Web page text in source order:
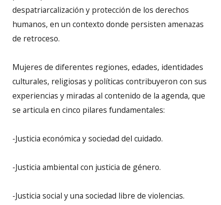
despatriarcalización y protección de los derechos
humanos, en un contexto donde persisten amenazas
de retroceso.
Mujeres de diferentes regiones, edades, identidades
culturales, religiosas y políticas contribuyeron con sus
experiencias y miradas al contenido de la agenda, que
se articula en cinco pilares fundamentales:
-Justicia económica y sociedad del cuidado.
-Justicia ambiental con justicia de género.
-Justicia social y una sociedad libre de violencias.